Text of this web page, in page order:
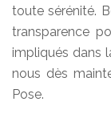
toute sérénité.
transparence
impliqués dans
nous dès
Pose.